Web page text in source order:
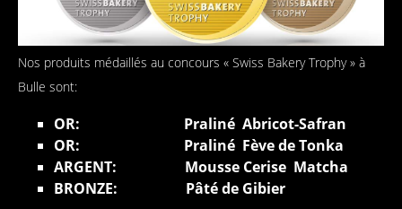
Nos produits médaillés au concours « Swiss Bakery Trophy » à
Bulle sont:
OR: Praliné Abricot-Safran
OR: Praliné Fève de Tonka
ARGENT: Mousse Cerise Matcha
BRONZE: Pâté de Gibier